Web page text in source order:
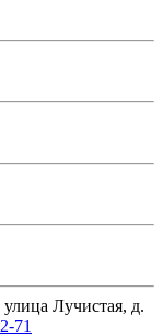
Лучистая, д.
71